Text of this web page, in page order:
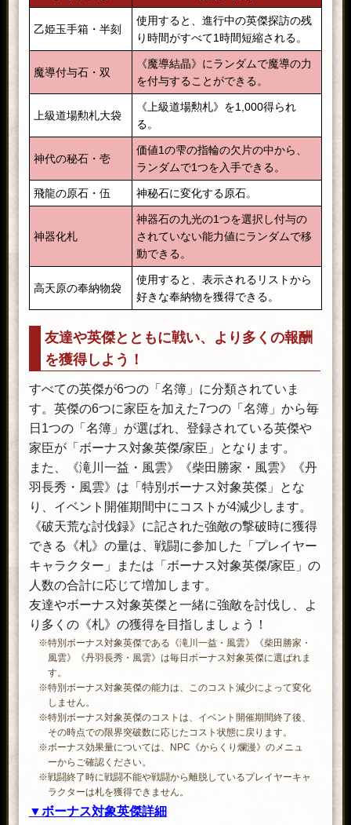
統の九十九の力です。
※同系統の効果を持つ九十九の力が宿る
と一部その力が弱まります。
※「武技の巧思」は他の系統の九十九の
力と重複扱いになりません。
九十九の力「武技の剛勇」(黄金枠)
がついた武器。
※上記画像は「九十九の力」のLvを22ま
で上げたもので、イベントで入手でき
る武器はレベル1となります。
※「武技の巧思」「武技の剛勇」は同系
※同系統の効果を持つ九十九の力が宿る
と一部その力が弱まります。
※「武技の剛勇」は他の系統の九十九の
力と重複扱いになりません。
土の秘奥」「神気の秘奥」
「氷壁の秘奥」「虎翼の秘奥」「鍛
錬の神髄」「鬼気の秘奥」
「奇稲田の秘奥」「昇竜の秘奥」
「勇猛の秘奥」「五行の秘奥」
「永遠の秘奥」「祓魔之一太刀」
「絢爛の秘奥」「盛夏の秘奥」
「怒涛の秘奥」「涼戦の秘奥」 「天
翔の秘奥」「波濤の秘奥」
「鬼封の秘奥」「堅固の秘奥」「妖
狐の秘奥」「広闊の秘奥」
「狂念の秘奥」「戦勝の秘奥」「三
矢の秘奥」「不動の秘奥」
「燦爛の秘奥」「侵食の秘奥」
※武器の見た目は、過去のイベントで登
場したアイテムとは異なります。
金九十九箱・戦神
「九十九の力」(金枠)がついた武器
を1つ選んで取り出せる。
神の秘奥」
金九十九箱・英雄
「九十九の力」(金枠)がついた武器
を1つ選んで取り出せる。
「軍師の秘奥」「豪傑の秘奥」「義
侠の秘奥」
銀九十九箱・辰
「九十九の力」(銀枠)がついた武器
を1つ選んで取り出せる。
「無双の証」「鬼を討つ者」「豊穣
の証」「桜華の証」「星河の証」
「紅葉の証」「魔祭の証」「海天の
証」「親愛の証」「神獣の証」
「純忠の証」「魔空の証」「聖楽の
証」「光輪の証」「春の証」
「星光の証」「団結の証」「星羅の
証」「剣抜の証」「穢土の証」
「神気の証」「氷壁の証」「虎翼の
証」「鍛錬の極意」「鬼気の証」
「奇稲田の証」「昇竜の証」「勇猛
の証」「五行の証」「永遠の証」
「祓之太刀」「絢爛の証」「盛夏の
「天翔の証」 「波濤の証」「鬼封の
証」「堅固の証」「妖狐の証」
「広闊の証」「狂念の証」「戦勝の
証」「三矢の証」「不動の証」
「燦爛の証」「侵食の証」
※武器の見た目は、過去のイベントで登
場したアイテムとは異なります。
乙姫玉手箱・半刻
使用すると、進行中の英傑探訪の残
り時間がすべて1時間短縮される。
魔導付与石・双
《魔導結晶》にランダムで魔導の力
を付与することができる。
上級道場勲札大袋
《上級道場勲札》を1,000得られ
る。
神代の秘石・壱
価値1の雫の指輪の欠片の中から、
ランダムで1つを入手できる。
飛龍の原石・伍 神秘石に変化する原石。
神器化札
神器石の九光の1つを選択し付与の
されていない能力値にランダムで移
動できる。
高天原の奉納物袋
使用すると、表示されるリストから
好きな奉納物を獲得できる。
友達や英傑とともに戦い、より多くの報酬
を獲得しよう！
すべての英傑が6つの「名簿」に分類されていま
す。英傑の6つに家臣を加えた7つの「名簿」から毎
日1つの「名簿」が選ばれ、登録されている英傑や
家臣が「ボーナス対象英傑/家臣」となります。
また、《滝川一益・風雲》《柴田勝家・風雲》《丹
羽長秀・風雲》は「特別ボーナス対象英傑」とな
り、イベント開催期間中にコストが4減少します。
《破天荒な討伐録》に記された強敵の撃破時に獲得
できる《札》の量は、戦闘に参加した「プレイヤー
キャラクター」または「ボーナス対象英傑/家臣」の
人数の合計に応じて増加します。
友達やボーナス対象英傑と一緒に強敵を討伐し、よ
り多くの《札》の獲得を目指しましょう！
※特別ボーナス対象英傑である《滝川一益・風雲》《柴田勝家・
風雲》《丹羽長秀・風雲》は毎日ボーナス対象英傑に選ばれま
す。
※特別ボーナス対象英傑の能力は、このコスト減少によって変化
しません。
※特別ボーナス対象英傑のコストは、イベント開催期間終了後、
その時点での限界突破数に応じたコスト状態に戻ります。
※ボーナス効果量については、NPC《からくり爛漫》のメニュ
ーからご確認ください。
※戦闘終了時に戦闘不能や戦闘から離脱しているプレイヤーキャ
ラクターは札を獲得できません。
▼ボーナス対象英傑詳細